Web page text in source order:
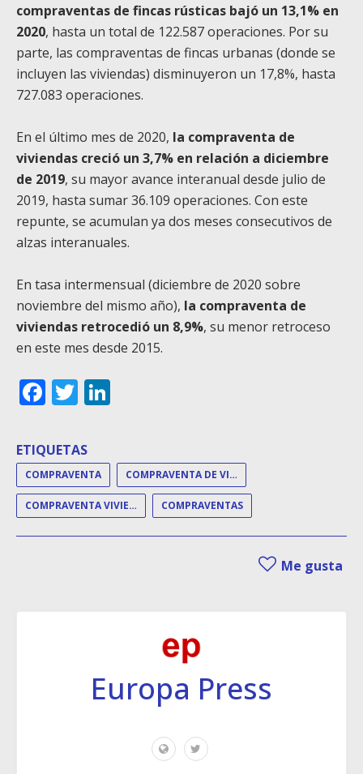
compraventas de fincas rústicas bajó un 13,1% en
2020, hasta un total de 122.587 operaciones. Por su
parte, las compraventas de fincas urbanas (donde se
incluyen las viviendas) disminuyeron un 17,8%, hasta
727.083 operaciones.
En el último mes de 2020, la compraventa de
viviendas creció un 3,7% en relación a diciembre
de 2019, su mayor avance interanual desde julio de
2019, hasta sumar 36.109 operaciones. Con este
repunte, se acumulan ya dos meses consecutivos de
alzas interanuales.
En tasa intermensual (diciembre de 2020 sobre
noviembre del mismo año), la compraventa de
viviendas retrocedió un 8,9%, su menor retroceso
en este mes desde 2015.
Facebook
Twitter
ETIQUETAS
COMPRAVENTA COMPRAVENTA DE VIVIENDAS
COMPRAVENTA VIVIENDA COMPRAVENTAS
Me gusta
Europa Press